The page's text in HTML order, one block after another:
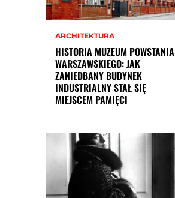
ARCHITEKTURA
HISTORIA MUZEUM POWSTANIA
WARSZAWSKIEGO: JAK
ZANIEDBANY BUDYNEK
INDUSTRIALNY STAŁ SIĘ
MIEJSCEM PAMIĘCI